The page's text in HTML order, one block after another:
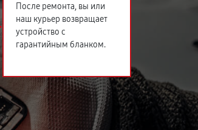
После ремонта, вы или
наш курьер возвращает
устройство с
гарантийным бланком.